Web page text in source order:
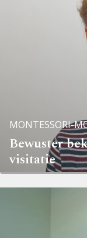
MONTESSORI-
Bewuster
visitatie